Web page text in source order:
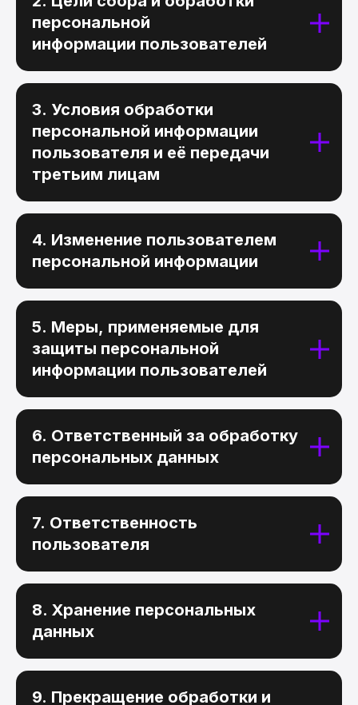
персональной
информации пользователей
3. Условия обработки
персональной информации
пользователя и её передачи
третьим лицам
4. Изменение пользователем
персональной информации
5. Меры, применяемые для
защиты персональной
информации пользователей
6. Ответственный за обработку
персональных данных
7. Ответственность
пользователя
8. Хранение персональных
данных
9. Прекращение обработки и